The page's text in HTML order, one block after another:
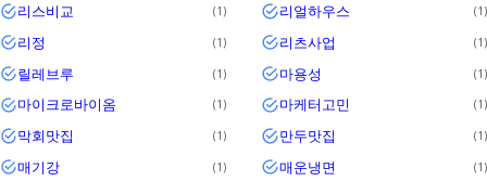
리스비교 1 리얼하우스 1
리정 1 리츠사업 1
릴레브루 1 마용성 1
마이크로바이옴 1 마케터고민 1
막회맛집 1 만두맛집 1
매기강 1 매운냉면 1